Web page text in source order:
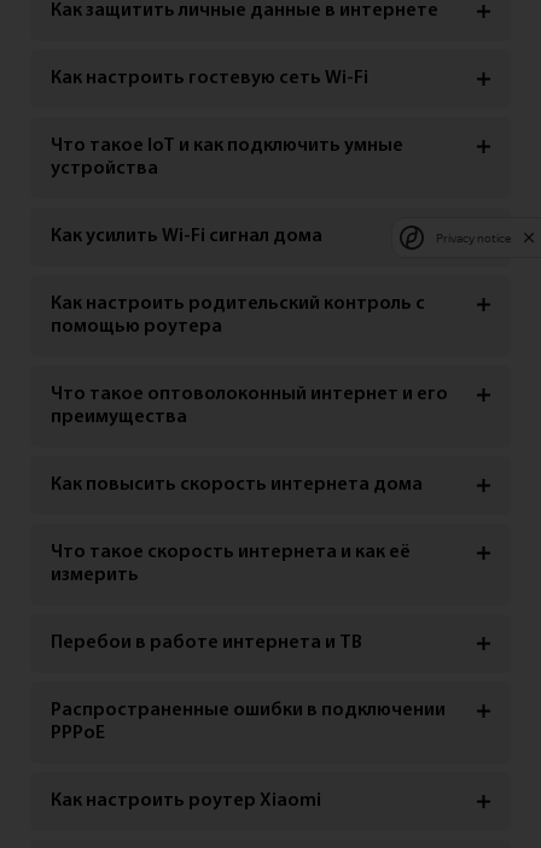
Как защитить личные данные в интернете
Как настроить гостевую сеть Wi-Fi
Что такое IoT и как подключить умные
устройства
Как усилить Wi-Fi сигнал дома
Как настроить родительский контроль с
помощью роутера
Что такое оптоволоконный интернет и его
преимущества
Как повысить скорость интернета дома
Что такое скорость интернета и как её
измерить
Перебои в работе интернета и ТВ
Распространенные ошибки в подключении
PPPoE
Как настроить роутер Xiaomi
Privacy notice